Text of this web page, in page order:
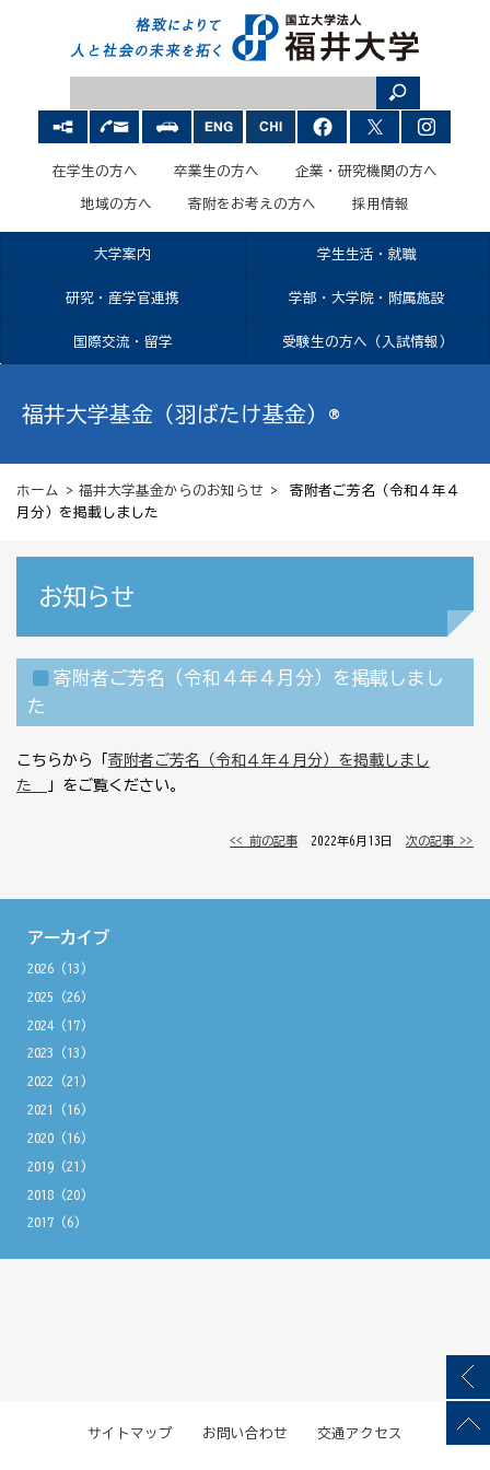
在学生の方へ 卒業生の方へ 企業・研究機関の方へ
地域の方へ 寄附をお考えの方へ 採用情報
大学案内 学生生活・就職
研究・産学官連携 学部・大学院・附属施設
国際交流・留学 受験生の方へ（入試情報）
福井大学基金（羽ばたけ基金）®
ホーム > 福井大学基金からのお知らせ > 寄附者ご芳名（令和４年４
月分）を掲載しました
お知らせ
寄附者ご芳名（令和４年４月分）を掲載しまし
た
こちらから「 寄附者ご芳名（令和４年４月分）を掲載しまし
た
」をご覧ください。
<< 前の記事 │ 2022年6月13日 │次の記事 >>
アーカイブ
2026(13)
2025 (26)
2024(17)
2023 (13)
2022 (21)
2021
(16)
2020(16)
2019(21)
2018(20)
2017(6)
サイトマップ お問い合わせ 交通アクセス